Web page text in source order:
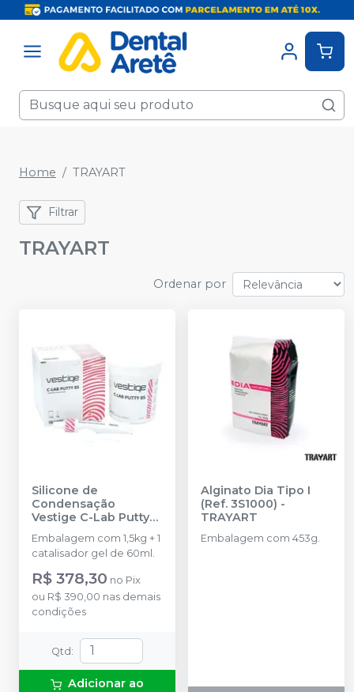
Home TRAYART
Filtrar
TRAYART
Ordenar por
Silicone de
Condensação
Vestige C-Lab Putty
85 1,5Kg + 1
Catalisador 60ml (Ref.
2L1012)-TRAYART
Embalagem com 1,5kg + 1
catalisador gel de 60ml.
R$ 378,30 no Pix
ou R$ 390,00 nas demais
condições
Qtd :
Adicionar ao
Alginato Dia Tipo I
(Ref. 3S1000) -
TRAYART
Embalagem com 453g.